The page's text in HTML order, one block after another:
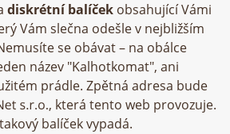
diskrétní balíček obsahující Vámi
Vám slečna odešle v nejbližším
se obávat – na obálce
název "Kalhotkomat", ani
prádle. Zpětná adresa bude
, která tento web provozuje.
balíček vypadá.